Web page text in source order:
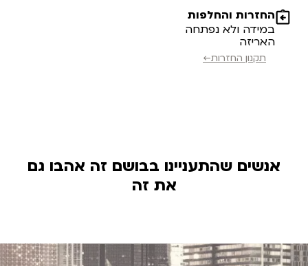
החזרות והחלפות
במידה ולא נפתחה
האריזה
תקנון החזרות←
אנשים שהתעניינו בבושם זה אהבו גם
את זה